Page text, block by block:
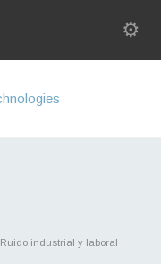
Ruido industrial y laboral